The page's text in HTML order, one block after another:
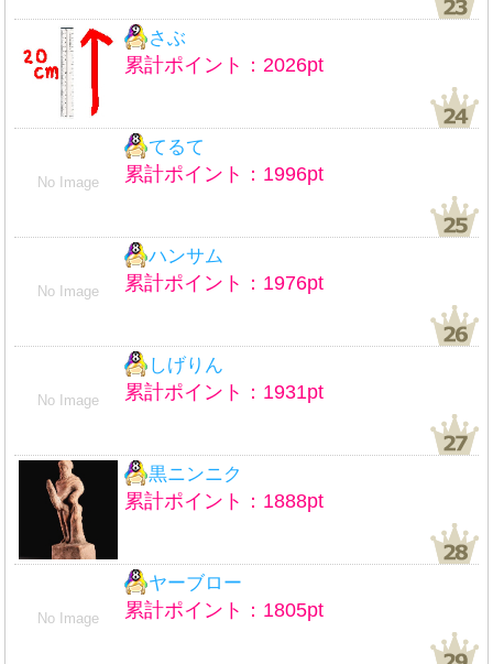
さぶ
累計ポイント：2026pt
No Image
てるて
累計ポイント：1996pt
No Image
ハンサム
累計ポイント：1976pt
No Image
しげりん
累計ポイント：1931pt
黒ニンニク
累計ポイント：1888pt
No Image
ヤーブロー
累計ポイント：1805pt